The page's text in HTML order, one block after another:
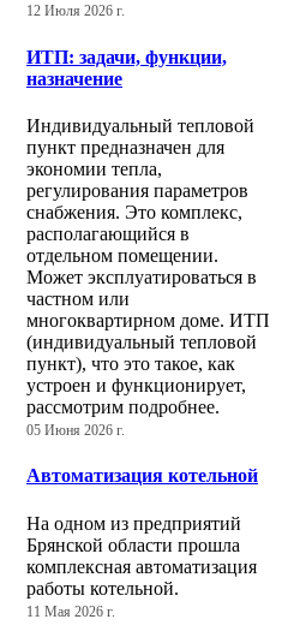
12 Июля 2026 г.
ИТП: задачи, функции,
назначение
Индивидуальный тепловой
пункт предназначен для
экономии тепла,
регулирования параметров
снабжения. Это комплекс,
располагающийся в
отдельном помещении.
Может эксплуатироваться в
частном или
многоквартирном доме. ИТП
(индивидуальный тепловой
пункт), что это такое, как
устроен и функционирует,
рассмотрим подробнее.
05 Июня 2026 г.
Автоматизация котельной
На одном из предприятий
Брянской области прошла
комплексная автоматизация
работы котельной.
11 Мая 2026 г.